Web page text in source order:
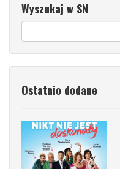
Wyszukaj w SN
Ostatnio dodane